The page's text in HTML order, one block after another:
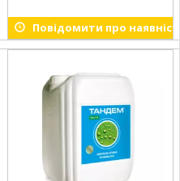
Повідомити про